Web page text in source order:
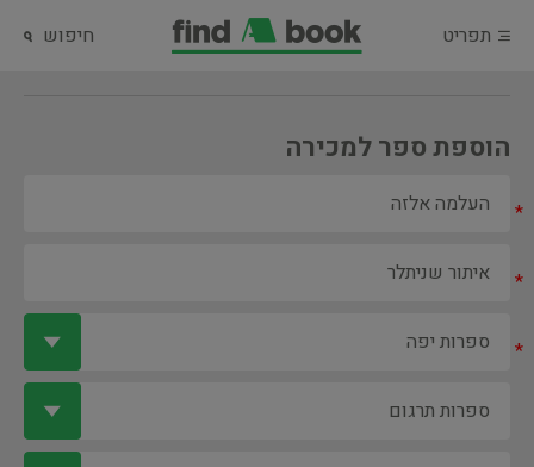
תפריט חיפוש
הוספת ספר למכירה
*
*
*